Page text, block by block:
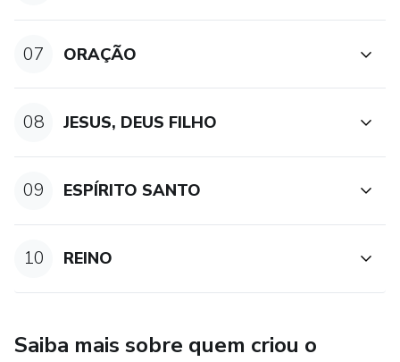
07 ORAÇÃO
08 JESUS, DEUS FILHO
09 ESPÍRITO SANTO
10 REINO
Saiba mais sobre quem criou o